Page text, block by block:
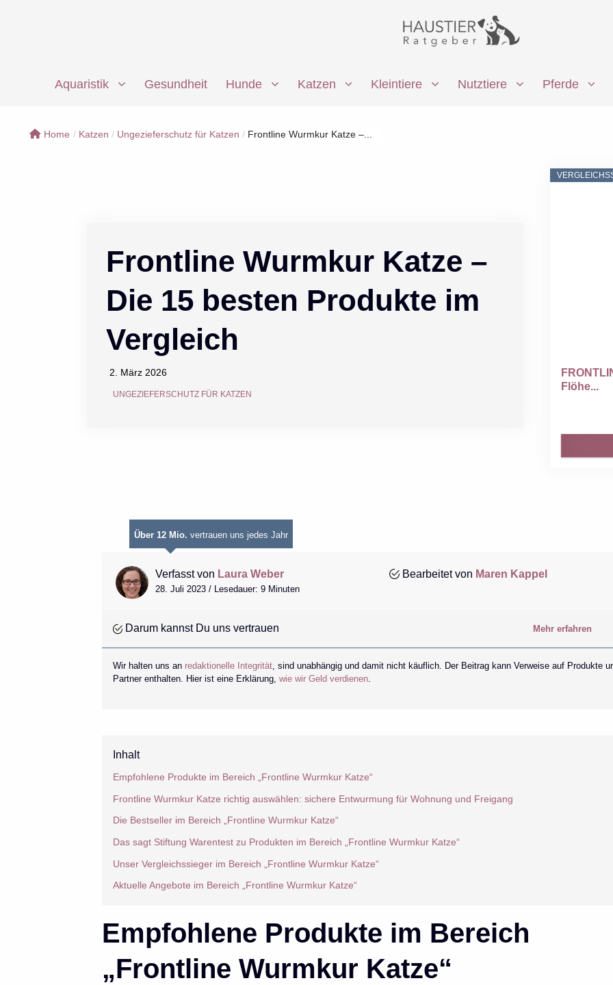
Aquaristik Gesundheit Hunde Katzen Kleintiere Nutztiere Pferde
Home / Katzen / Ungezieferschutz für Katzen / Frontline Wurmkur Katze –...
Frontline Wurmkur Katze –
Die 15 besten Produkte im
Vergleich
2. März 2026
UNGEZIEFERSCHUTZ FÜR KATZEN
Flöhe...
Über 12 Mio. vertrauen uns jedes Jahr
Verfasst von Laura Weber
28. Juli 2023 / Lesedauer: 9 Minuten
Bearbeitet von Maren Kappel
Darum kannst Du uns vertrauen Mehr erfahren
Wir halten uns an redaktionelle Integrität, sind unabhängig und damit nicht käuflich. Der Beitrag kann Verweise auf Produkte
Partner enthalten. Hier ist eine Erklärung, wie wir Geld verdienen.
Inhalt
Empfohlene Produkte im Bereich „Frontline Wurmkur Katze“
Frontline Wurmkur Katze richtig auswählen: sichere Entwurmung für Wohnung und Freigang
Die Bestseller im Bereich „Frontline Wurmkur Katze“
Das sagt Stiftung Warentest zu Produkten im Bereich „Frontline Wurmkur Katze“
Unser Vergleichssieger im Bereich „Frontline Wurmkur Katze“
Aktuelle Angebote im Bereich „Frontline Wurmkur Katze“
Empfohlene Produkte im Bereich
„Frontline Wurmkur Katze“